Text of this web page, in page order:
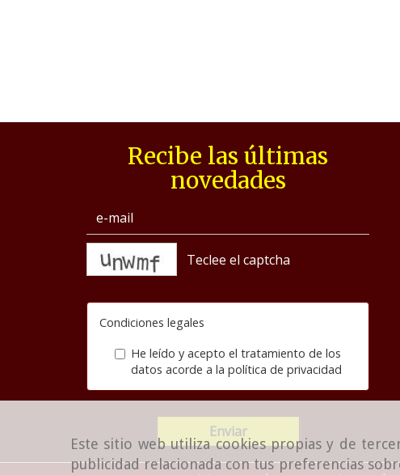
Este sitio web utiliza cookies propias y de
publicidad relacionada con tus preferencias
Recibe las últimas
novedades
Condiciones legales
He leído y acepto el tratamiento de los
datos acorde a la política de privacidad
Enviar